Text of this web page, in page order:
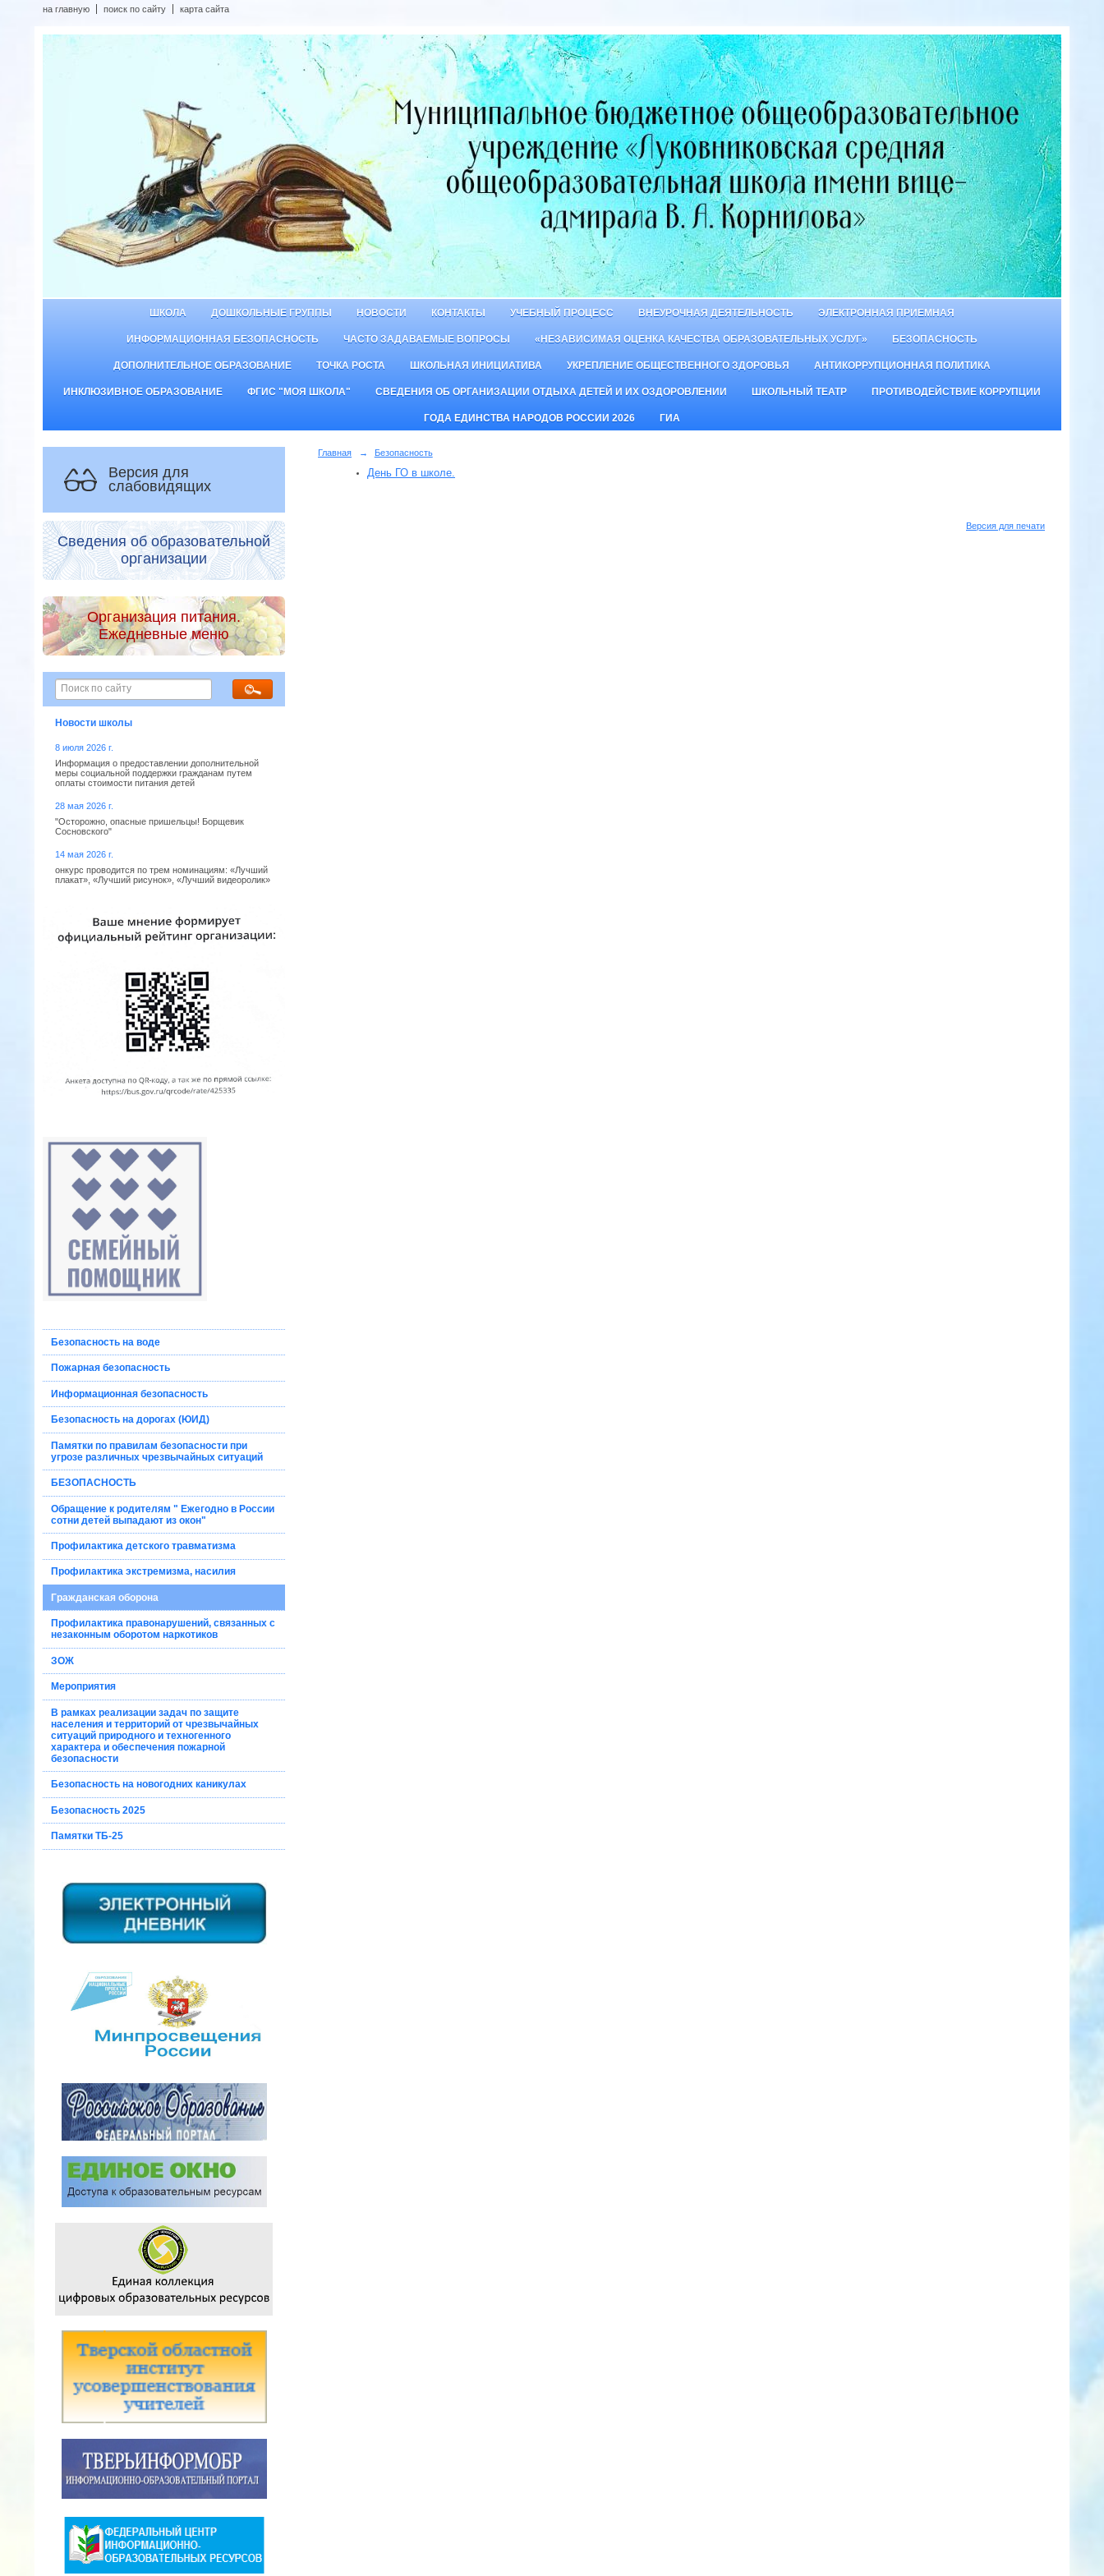
на главную поиск по сайту карта сайта
ШКОЛА ДОШКОЛЬНЫЕ ГРУППЫ НОВОСТИ КОНТАКТЫ УЧЕБНЫЙ ПРОЦЕСС ВНЕУРОЧНАЯ ДЕЯТЕЛЬНОСТЬ ЭЛЕКТРОННАЯ ПРИЕМНАЯ
ИНФОРМАЦИОННАЯ БЕЗОПАСНОСТЬ ЧАСТО ЗАДАВАЕМЫЕ ВОПРОСЫ «НЕЗАВИСИМАЯ ОЦЕНКА КАЧЕСТВА ОБРАЗОВАТЕЛЬНЫХ УСЛУГ» БЕЗОПАСНОСТЬ
ДОПОЛНИТЕЛЬНОЕ ОБРАЗОВАНИЕ ТОЧКА РОСТА ШКОЛЬНАЯ ИНИЦИАТИВА УКРЕПЛЕНИЕ ОБЩЕСТВЕННОГО ЗДОРОВЬЯ АНТИКОРРУПЦИОННАЯ ПОЛИТИКА
ИНКЛЮЗИВНОЕ ОБРАЗОВАНИЕ ФГИС "МОЯ ШКОЛА" СВЕДЕНИЯ ОБ ОРГАНИЗАЦИИ ОТДЫХА ДЕТЕЙ И ИХ ОЗДОРОВЛЕНИИ ШКОЛЬНЫЙ ТЕАТР ПРОТИВОДЕЙСТВИЕ КОРРУПЦИИ
ГОДА ЕДИНСТВА НАРОДОВ РОССИИ 2026 ГИА
Версия для
слабовидящих
Сведения об образовательной
организации
Организация питания.
Ежедневные меню
Новости школы
8 июля 2026 г.
Информация о предоставлении дополнительной
меры социальной поддержки гражданам путем
оплаты стоимости питания детей
28 мая 2026 г.
"Осторожно, опасные пришельцы! Борщевик
Сосновского"
14 мая 2026 г.
онкурс проводится по трем номинациям: «Лучший
плакат», «Лучший рисунок», «Лучший видеоролик»
Безопасность на воде
Пожарная безопасность
Информационная безопасность
Безопасность на дорогах (ЮИД)
Памятки по правилам безопасности при
угрозе различных чрезвычайных ситуаций
БЕЗОПАСНОСТЬ
Обращение к родителям " Ежегодно в России
сотни детей выпадают из окон"
Профилактика детского травматизма
Профилактика экстремизма, насилия
Гражданская оборона
Профилактика правонарушений, связанных с
незаконным оборотом наркотиков
ЗОЖ
Мероприятия
В рамках реализации задач по защите
населения и территорий от чрезвычайных
ситуаций природного и техногенного
характера и обеспечения пожарной
безопасности
Безопасность на новогодних каникулах
Безопасность 2025
Памятки ТБ-25
Главная → Безопасность
День ГО в школе.
Версия для печати